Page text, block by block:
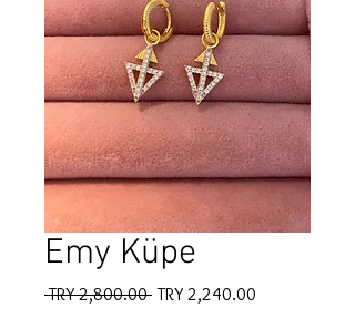
Emy Küpe
TRY 2,800.00 Regular
TRY 2,240.00